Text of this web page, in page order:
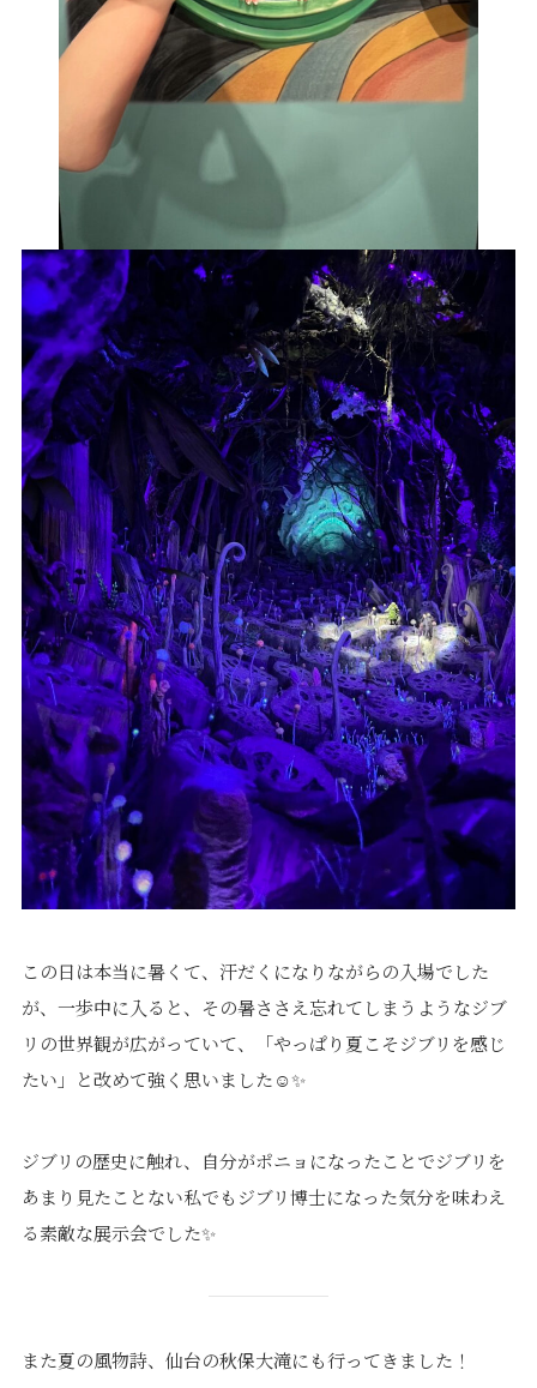
この日は本当に暑くて、汗だくになりながらの入場でした
が、一歩中に入ると、その暑ささえ忘れてしまうようなジブ
リの世界観が広がっていて、「やっぱり夏こそジブリを感じ
たい」と改めて強く思いました☺✨
ジブリの歴史に触れ、自分がポニョになったことでジブリを
あまり見たことない私でもジブリ博士になった気分を味わえ
る素敵な展示会でした✨
また夏の風物詩、仙台の秋保大滝にも行ってきました！